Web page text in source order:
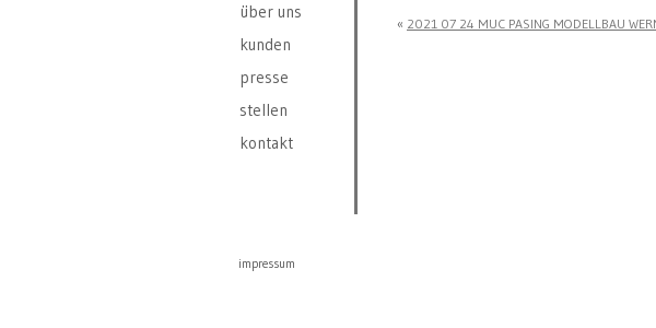
über uns
kunden
presse
stellen
kontakt
« 2021 07 24 MUC PASING MODELLBAU
impressum